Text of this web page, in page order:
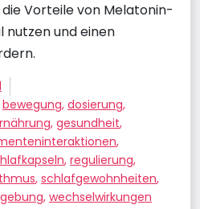
Vorteile von Melatonin-
und einen
bewegung, dosierung,
, gesundheit,
,
, regulierung,
, schlafgewohnheiten,
, wechselwirkungen